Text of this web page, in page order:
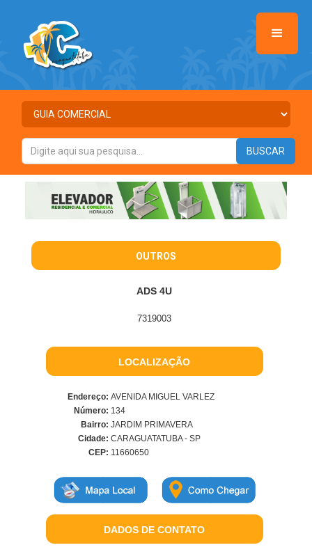
OUTROS
ADS 4U
7319003
LOCALIZAÇÃO
Endereço: AVENIDA MIGUEL VARLEZ
Número: 134
Bairro: JARDIM PRIMAVERA
Cidade: CARAGUATATUBA - SP
CEP: 11660650
DADOS DE CONTATO